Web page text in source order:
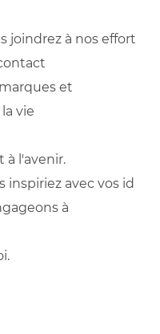
joindrez à nos effort
et
la vie
à l'avenir.
inspiriez avec vos id
à
.